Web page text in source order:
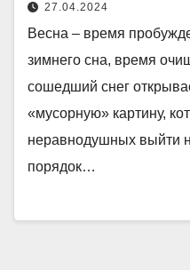
27.04.2024
Весна – время
зимнего сна, время
сошедший снег
«мусорную» картину,
неравнодушных выйти
порядок…